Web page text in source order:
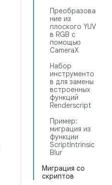
Преобразова
ние из
плоского YUV
в RGB с
помощью
CameraX
Набор
инструменто
в для замены
встроенных
функций
Renderscript
Пример:
миграция из
функции
ScriptIntrinsic
Blur
Миграция со
скриптов